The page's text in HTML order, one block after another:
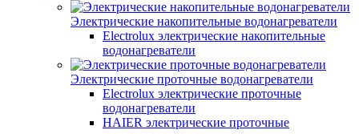
Электрические накопительные водонагреватели
Electrolux электрические накопительные
водонагреватели
Электрические проточные водонагреватели
Electrolux электрические проточные
водонагреватели
HAIER электрические проточные